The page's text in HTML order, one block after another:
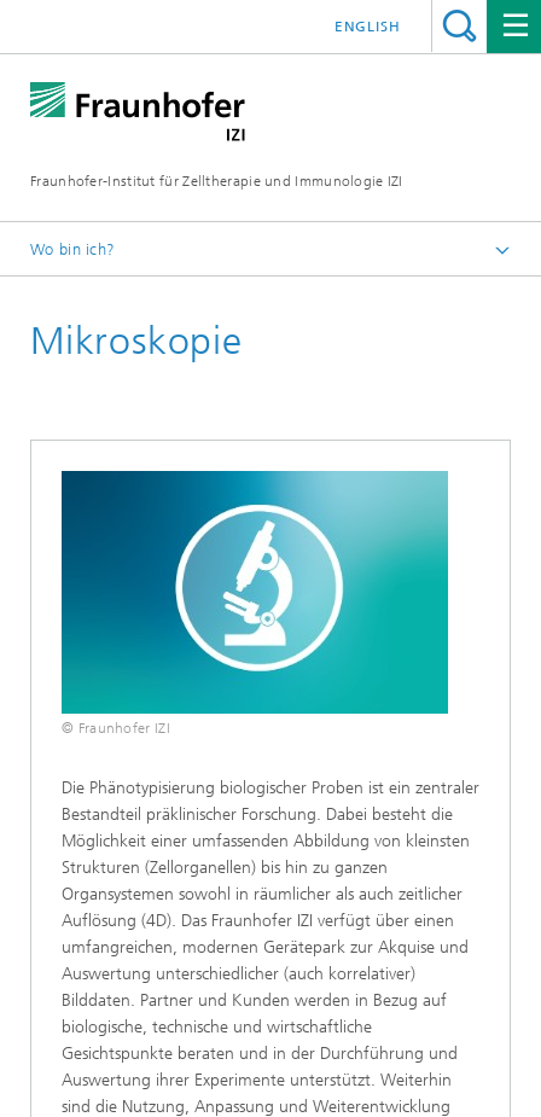
Fraunhofer-Institut für Zelltherapie und Immunologie IZI
ENGLISH
Wo bin ich?
Zentrale Einrichtungen
Mikroskopie
© Fraunhofer IZI
Die Phänotypisierung biologischer Proben ist ein zentraler
Bestandteil präklinischer Forschung. Dabei besteht die
Möglichkeit einer umfassenden Abbildung von kleinsten
Strukturen (Zellorganellen) bis hin zu ganzen
Organsystemen sowohl in räumlicher als auch zeitlicher
Auflösung (4D). Das Fraunhofer IZI verfügt über einen
umfangreichen, modernen Gerätepark zur Akquise und
Auswertung unterschiedlicher (auch korrelativer)
Bilddaten. Partner und Kunden werden in Bezug auf
biologische, technische und wirtschaftliche
Gesichtspunkte beraten und in der Durchführung und
Auswertung ihrer Experimente unterstützt. Weiterhin
sind die Nutzung, Anpassung und Weiterentwicklung